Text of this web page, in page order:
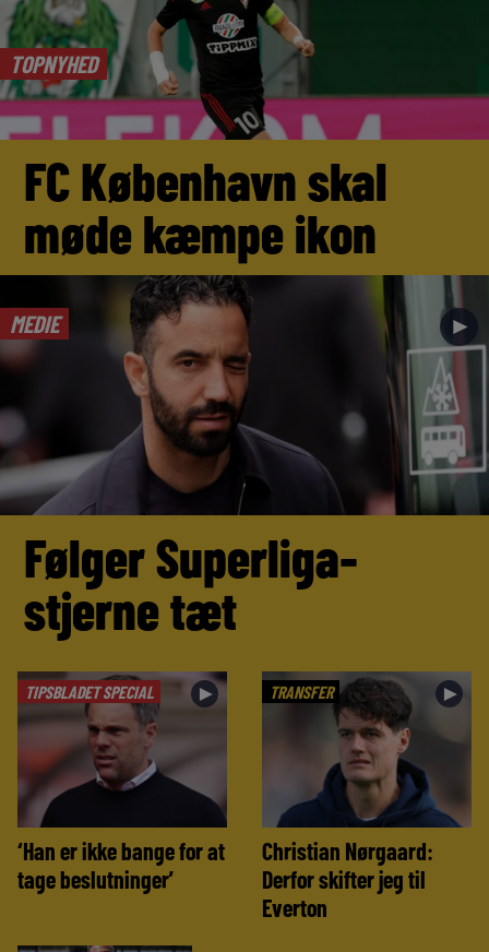
TOPNYHED
FC København skal
møde kæmpe ikon
MEDIE ►
Følger Superliga-
stjerne tæt
TIPSBLADET SPECIAL ►
‘Han er ikke bange for at
tage beslutninger’
TRANSFER ►
Christian Nørgaard:
Derfor skifter jeg til
Everton